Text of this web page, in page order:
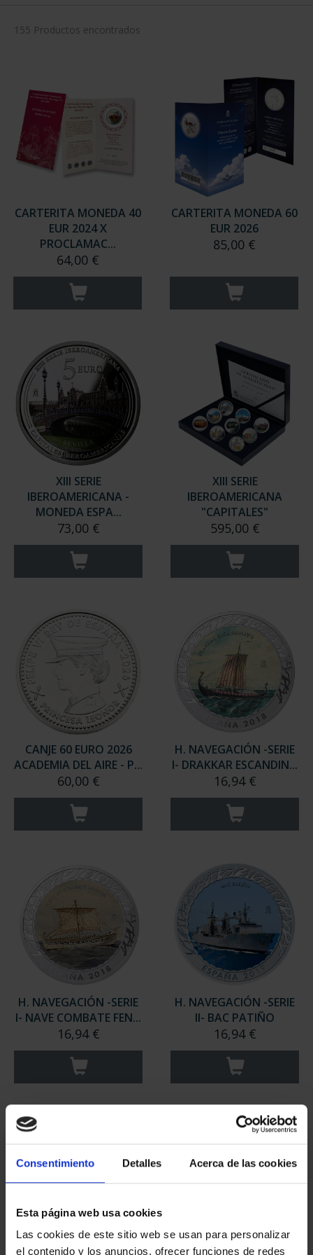
Consentimiento Detalles Acerca de las cookies
Esta página web usa cookies
Las cookies de este sitio web se usan para personalizar
el contenido y los anuncios, ofrecer funciones de redes
155 Productos encontrados
CARTERITA MONEDA 40
EUR 2024 X
PROCLAMAC...
64,00 €
CARTERITA MONEDA 60
EUR 2026
85,00 €
XIII SERIE
IBEROAMERICANA -
MONEDA ESPA...
73,00 €
XIII SERIE
IBEROAMERICANA
"CAPITALES"
595,00 €
CANJE 60 EURO 2026
ACADEMIA DEL AIRE - P...
60,00 €
H. NAVEGACIÓN -SERIE
I- DRAKKAR ESCANDIN...
16,94 €
H. NAVEGACIÓN -SERIE
I- NAVE COMBATE FEN...
16,94 €
H. NAVEGACIÓN -SERIE
II- BAC PATIÑO
16,94 €